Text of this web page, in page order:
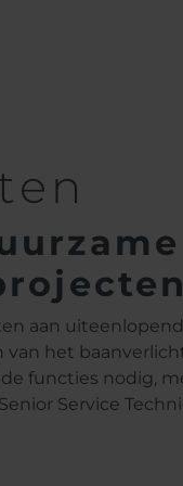
aan
het
functies nodig,
Service